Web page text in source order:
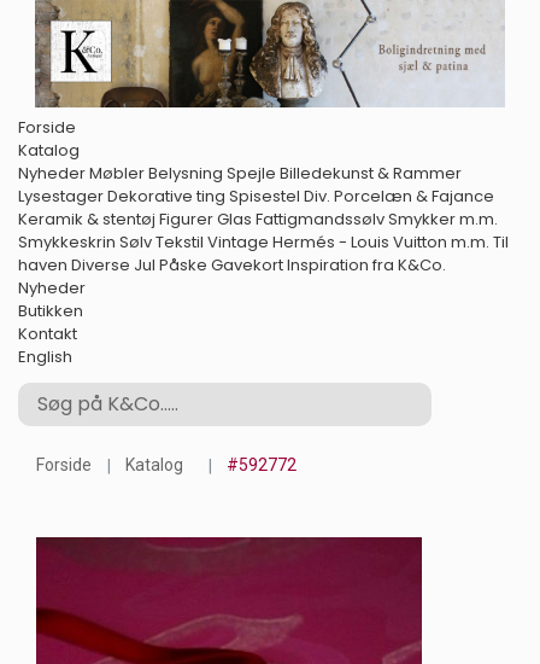
Forside
Katalog
NyhederMøblerBelysning Spejle Billedekunst & Rammer
LysestagerDekorative ting Spisestel Div. Porcelæn & Fajance
Keramik & stentøj FigurerGlas FattigmandssølvSmykker m.m.
Smykkeskrin SølvTekstil Vintage Hermés - Louis Vuitton m.m. Til
haven Diverse Jul Påske GavekortInspiration fra K&Co.
Nyheder
Butikken
Kontakt
English
Forside Katalog #592772